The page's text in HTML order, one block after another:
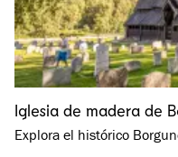
Iglesia de madera de
Explora el histórico